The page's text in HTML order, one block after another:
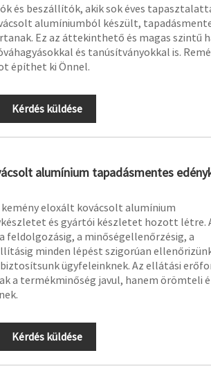
és beszállítók, akik sok éves
alumíniumból készült,
Ez az áttekinthető és magas szintű
és tanúsítványokkal is.
építhet ki Önnel.
Kérdés küldése
alumínium tapadásmentes
eloxált kovácsolt alumínium
és gyártói készletet hozott létre.
feldolgozásig, a minőségellenőrzésig, a
minden lépést szigorúan
ügyfeleinknek. Az ellátási
a termékminőség javul, hanem örömteli
Kérdés küldése